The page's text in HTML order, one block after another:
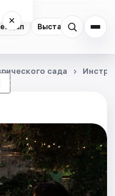
Выставки
×
☾
сада